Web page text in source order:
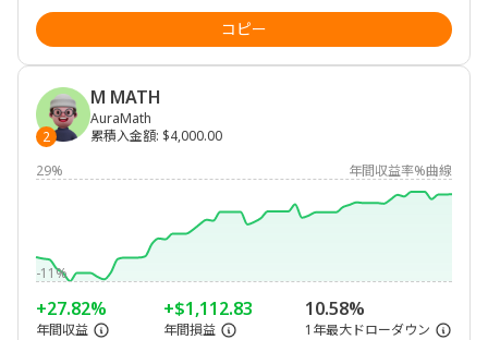
コピー
2
M MATH
AuraMath
累積入金額: $4,000.00
29%
年間収益率%曲線
-11%
+27.82%
年間収益
+$1,112.83
年間損益
10.58%
1年最大ドローダウン